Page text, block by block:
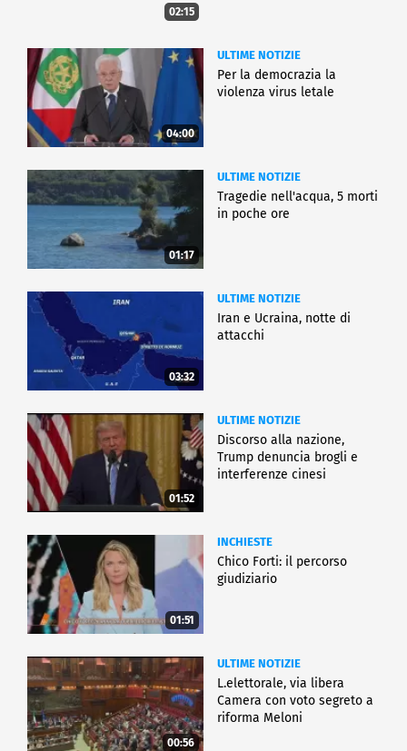
02:15
04:00
ULTIME NOTIZIE
Per la democrazia la
violenza virus letale
01:17
ULTIME NOTIZIE
Tragedie nell'acqua, 5 morti
in poche ore
03:32
ULTIME NOTIZIE
Iran e Ucraina, notte di
attacchi
01:52
ULTIME NOTIZIE
Discorso alla nazione,
Trump denuncia brogli e
interferenze cinesi
01:51
INCHIESTE
Chico Forti: il percorso
giudiziario
00:56
ULTIME NOTIZIE
L.elettorale, via libera
Camera con voto segreto a
riforma Meloni